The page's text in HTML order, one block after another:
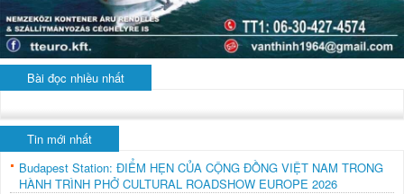
Bài đọc nhiều nhất
Tin mới nhất
Budapest Station: ĐIỂM HẸN CỦA CỘNG ĐỒNG VIỆT NAM TRONG
HÀNH TRÌNH PHỞ CULTURAL ROADSHOW EUROPE 2026